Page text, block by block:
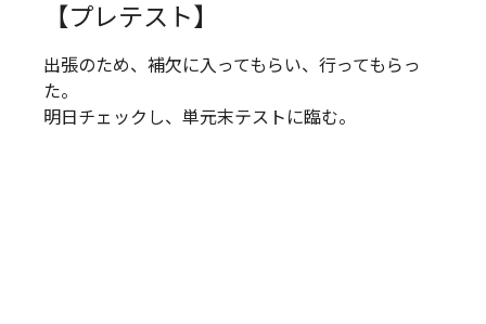
【プレテスト】
出張のため、補欠に入ってもらい、行ってもらっ
た。
明日チェックし、単元末テストに臨む。